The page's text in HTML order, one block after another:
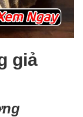
giả